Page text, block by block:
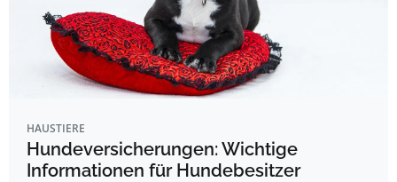
HAUSTIERE
Hundeversicherungen: Wichtige
Informationen für Hundebesitzer